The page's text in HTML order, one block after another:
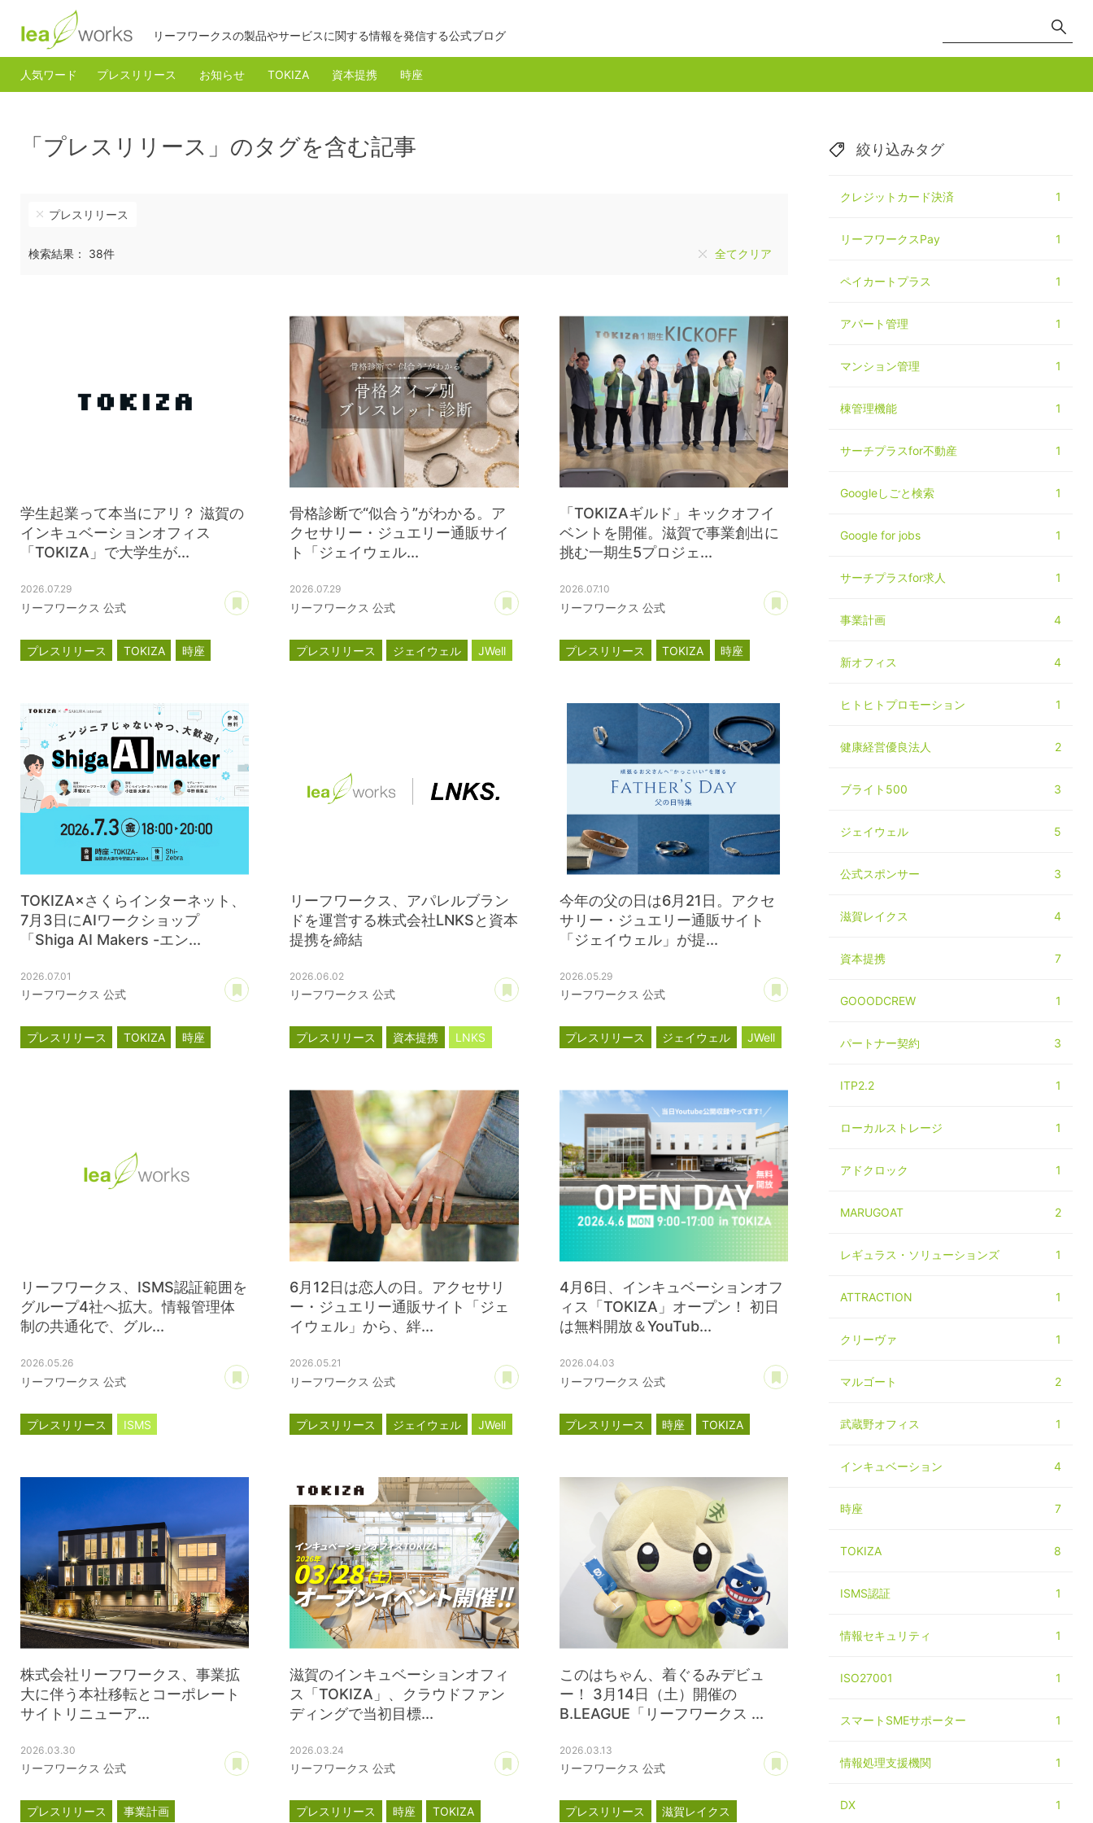
リーフワークスの製品やサービスに関する情報を発信する公式ブログ
人気ワード プレスリリース お知らせ TOKIZA 資本提携 時座
「プレスリリース」のタグを含む記事
プレスリリース
検索結果： 38件 全てクリア
学生起業って本当にアリ？ 滋賀の
インキュベーションオフィス
「TOKIZA」で大学生が...
2026.07.29
リーフワークス 公式
あとで読む
プレスリリース TOKIZA 時座
骨格診断で“似合う”がわかる。ア
クセサリー・ジュエリー通販サイ
ト「ジェイウェル...
2026.07.29
リーフワークス 公式
あとで読む
プレスリリース ジェイウェル JWell
「TOKIZAギルド」キックオフイ
ベントを開催。滋賀で事業創出に
挑む一期生5プロジェ...
2026.07.10
リーフワークス 公式
あとで読む
プレスリリース TOKIZA 時座
TOKIZA×さくらインターネット、
7月3日にAIワークショップ
「Shiga AI Makers -エン...
2026.07.01
リーフワークス 公式
あとで読む
プレスリリース TOKIZA 時座
リーフワークス、アパレルブラン
ドを運営する株式会社LNKSと資本
提携を締結
2026.06.02
リーフワークス 公式
あとで読む
プレスリリース 資本提携 LNKS
今年の父の日は6月21日。アクセ
サリー・ジュエリー通販サイト
「ジェイウェル」が提...
2026.05.29
リーフワークス 公式
あとで読む
プレスリリース ジェイウェル JWell
リーフワークス、ISMS認証範囲を
グループ4社へ拡大。情報管理体
制の共通化で、グル...
2026.05.26
リーフワークス 公式
あとで読む
プレスリリース ISMS
6月12日は恋人の日。アクセサリ
ー・ジュエリー通販サイト「ジェ
イウェル」から、絆...
2026.05.21
リーフワークス 公式
あとで読む
プレスリリース ジェイウェル JWell
4月6日、インキュベーションオフ
ィス「TOKIZA」オープン！ 初日
は無料開放＆YouTub...
2026.04.03
リーフワークス 公式
あとで読む
プレスリリース 時座
TOKIZA
株式会社リーフワークス、事業拡
大に伴う本社移転とコーポレート
サイトリニューア...
2026.03.30
リーフワークス 公式
あとで読む
プレスリリース
事業計画
滋賀のインキュベーションオフィ
ス「TOKIZA」、クラウドファン
ディングで当初目標...
2026.03.24
リーフワークス 公式
あとで読む
プレスリリース 時座
TOKIZA
このはちゃん、着ぐるみデビュ
ー！ 3月14日（土）開催の
B.LEAGUE「リーフワークス ...
2026.03.13
リーフワークス 公式
あとで読む
プレスリリース
滋賀レイクス
絞り込みタグ
クレジットカード決済 1
リーフワークスPay 1
ペイカートプラス 1
アパート管理 1
マンション管理 1
棟管理機能 1
サーチプラスfor不動産 1
Googleしごと検索 1
Google for jobs 1
サーチプラスfor求人 1
事業計画 4
新オフィス 4
ヒトヒトプロモーション 1
健康経営優良法人 2
ブライト500 3
ジェイウェル 5
公式スポンサー 3
滋賀レイクス 4
資本提携 7
GOOODCREW 1
パートナー契約 3
ITP2.2 1
ローカルストレージ 1
アドクロック 1
MARUGOAT 2
レギュラス・ソリューションズ 1
ATTRACTION 1
クリーヴァ 1
マルゴート 2
武蔵野オフィス 1
インキュベーション 4
時座 7
TOKIZA 8
ISMS認証 1
情報セキュリティ 1
ISO27001 1
スマートSMEサポーター 1
情報処理支援機関 1
DX 1